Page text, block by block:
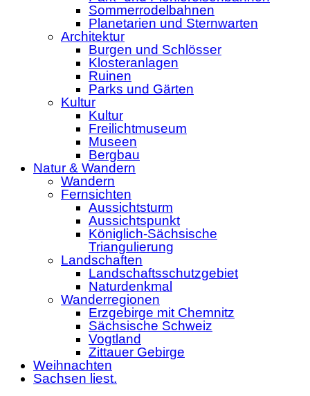
Sommerrodelbahnen
Planetarien und Sternwarten
Architektur
Burgen und Schlösser
Klosteranlagen
Ruinen
Parks und Gärten
Kultur
Kultur
Freilichtmuseum
Museen
Bergbau
Natur & Wandern
Wandern
Fernsichten
Aussichtsturm
Aussichtspunkt
Königlich-Sächsische
Triangulierung
Landschaften
Landschaftsschutzgebiet
Naturdenkmal
Wanderregionen
Erzgebirge mit Chemnitz
Sächsische Schweiz
Vogtland
Zittauer Gebirge
Weihnachten
Sachsen liest.